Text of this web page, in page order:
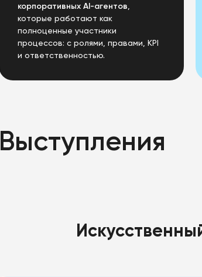
корпоративных AI-агентов
которые работают как
полноценные участники
процессов: с ролями, правами, KPI
и ответственностью.
Выступления